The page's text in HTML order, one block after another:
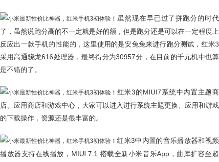
虽然现在早已过了拼跑分的时代
了，虽然说跑分高的不一定就是好的额，但是跑分还是可以在一定程度上
反应出一款手机的性能的，这里使用的是安兔兔来进行跑分测试，红米3
采用高通骁龙616处理器，最终得分为30957分，在目前的千元机中也算
是不错的了。
红米3的MIUI7系统中内置主题商
店、应用商店和游戏中心，大家可以进入进行系统主题更换、应用和游戏
的下载操作，资源还是很丰富的。
红米3中内置的音乐播放器和视频
播放器支持在线播放，MIUI 7.1 搭载全新小米音乐App，曲库扩容至超